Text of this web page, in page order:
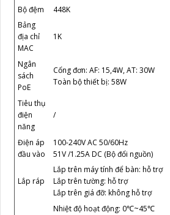
Bộ đệm
448K
Bảng
địa chỉ
MAC
1K
Ngân
sách
PoE
Cổng đơn: AF: 15,4W, AT: 30W
Toàn bộ thiết bị: 58W
Tiêu thụ
điện
năng
/
Điện áp
đầu vào
100-240V AC 50/60Hz
51V /1.25A DC (Bộ đổi nguồn)
Lắp ráp
Lắp trên máy tính để bàn: hỗ trợ
Lắp trên tường: hỗ trợ
Lắp trên giá đỡ: không hỗ trợ
Nhiệt độ hoạt động: 0℃~45℃